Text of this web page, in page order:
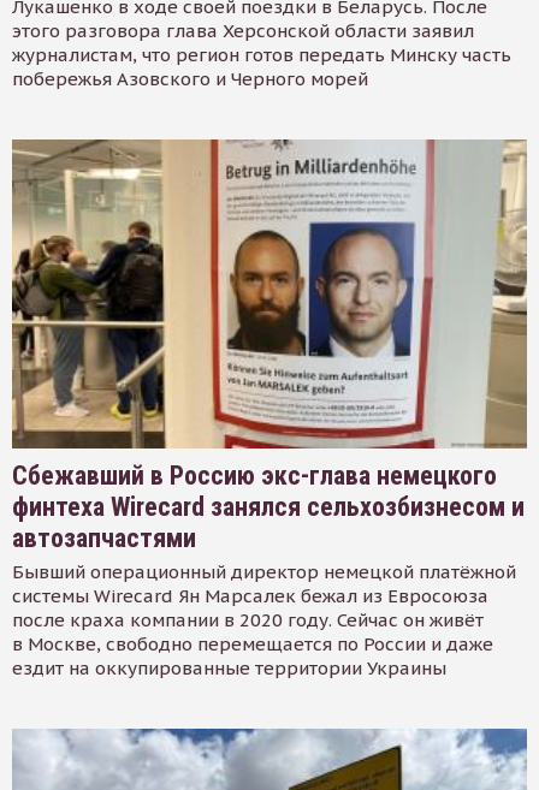
Лукашенко в ходе своей поездки в Беларусь. После
этого разговора глава Херсонской области заявил
журналистам, что регион готов передать Минску часть
побережья Азовского и Черного морей
Сбежавший в Россию экс-глава немецкого
финтеха Wirecard занялся сельхозбизнесом и
автозапчастями
Бывший операционный директор немецкой платёжной
системы Wirecard Ян Марсалек бежал из Евросоюза
после краха компании в 2020 году. Сейчас он живёт
в Москве, свободно перемещается по России и даже
ездит на оккупированные территории Украины